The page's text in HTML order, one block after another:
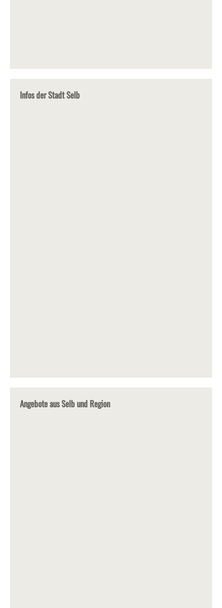
Infos der Stadt Selb
Angebote aus Selb und Region